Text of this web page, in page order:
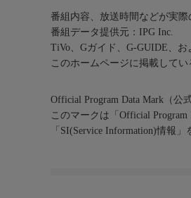
番組内容、放送時間などが実
番組データ提供元：IPG Inc.
TiVo、Gガイド、G-GUIDE、
このホームページに掲載して
Official Program Data Mark（公
このマークは「Official
「SI(Service Information)情報